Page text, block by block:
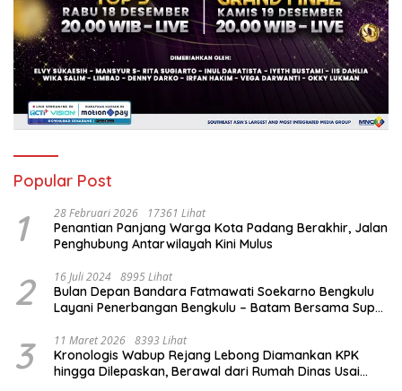
Popular Post
1 28 Februari 2026 17361 Lihat
Penantian Panjang Warga Kota Padang Berakhir, Jalan
Penghubung Antarwilayah Kini Mulus
2 16 Juli 2024 8995 Lihat
Bulan Depan Bandara Fatmawati Soekarno Bengkulu
Layani Penerbangan Bengkulu – Batam Bersama Super
3 11 Maret 2026 8393 Lihat
Kronologis Wabup Rejang Lebong Diamankan KPK
hingga Dilepaskan, Berawal dari Rumah Dinas Usai